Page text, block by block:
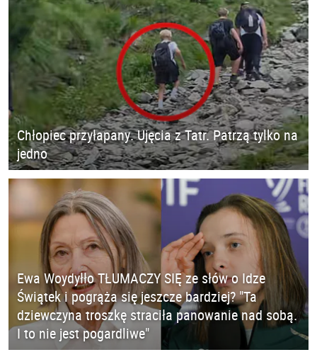
Chłopiec przyłapany. Ujęcia z Tatr. Patrzą tylko na
jedno
Ewa Woydyłło TŁUMACZY SIĘ ze słów o Idze
Świątek i pogrąża się jeszcze bardziej? "Ta
dziewczyna troszkę straciła panowanie nad sobą.
I to nie jest pogardliwe"